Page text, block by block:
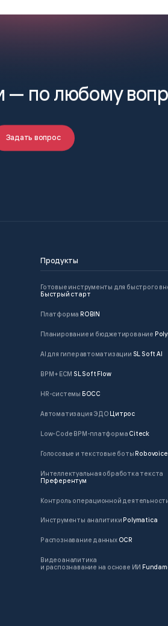
— по любому
Задать вопрос
Продукты
Готовые инструменты для быстрого
Быстрый старт
Платформа ROBIN
Планирование и бюджетирование
AI для гиперавтоматизации SL Soft AI
BPM + ECM SL Soft Flow
HR-системы БОСС
Автоматизация ЭДО Цитрос
Low-Code BPM-платформа Citeck
Голосовые и текстовые боты Robovoice
Интеллектуальная обработка текста
Преферентум
Контроль операционной
Инструменты аналитики Polymatica
Распознавание данныхOCR
Видеоаналитика
и распознавание на основе ИИ